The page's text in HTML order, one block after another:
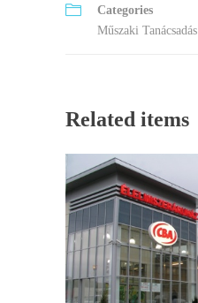
Categories
Műszaki Tanácsadás
Related items